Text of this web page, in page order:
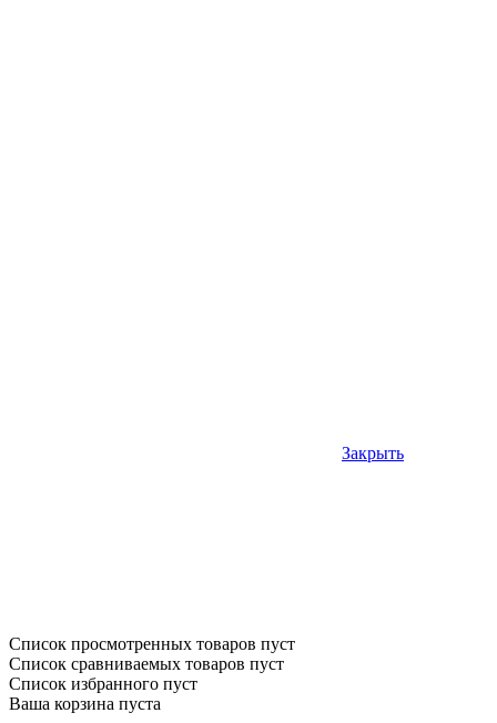
Закрыть
Список просмотренных товаров пуст
Список сравниваемых товаров пуст
Список избранного пуст
Ваша корзина пуста